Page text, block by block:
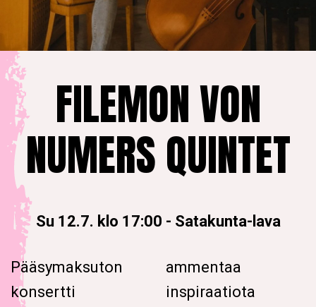
FILEMON VON
NUMERS QUINTET
Su 12.7. klo 17:00 - Satakunta-lava
Pääsymaksuton
konsertti
ammentaa
inspiraatiota